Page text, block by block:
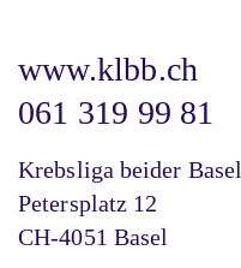
www.klbb.ch
061 319 99 81
Krebsliga beider Basel
Petersplatz 12
CH-4051 Basel